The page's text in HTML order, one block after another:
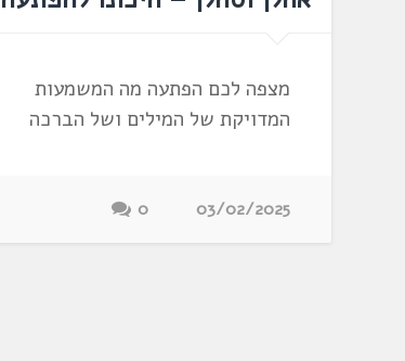
מצפה לכם הפתעה מה המשמעות
המדויקת של המילים ושל הברכה
03/02/2025
0